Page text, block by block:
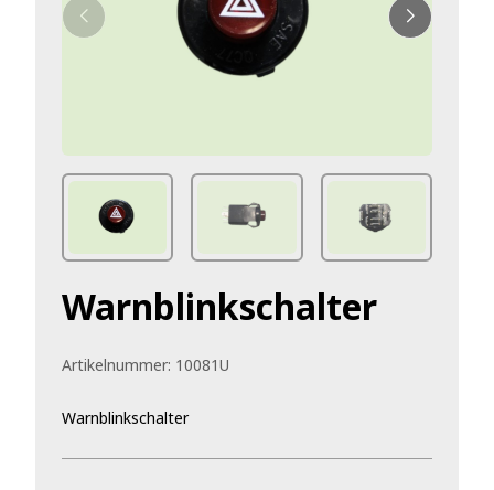
Warnblinkschalter
Artikelnummer: 10081U
Warnblinkschalter